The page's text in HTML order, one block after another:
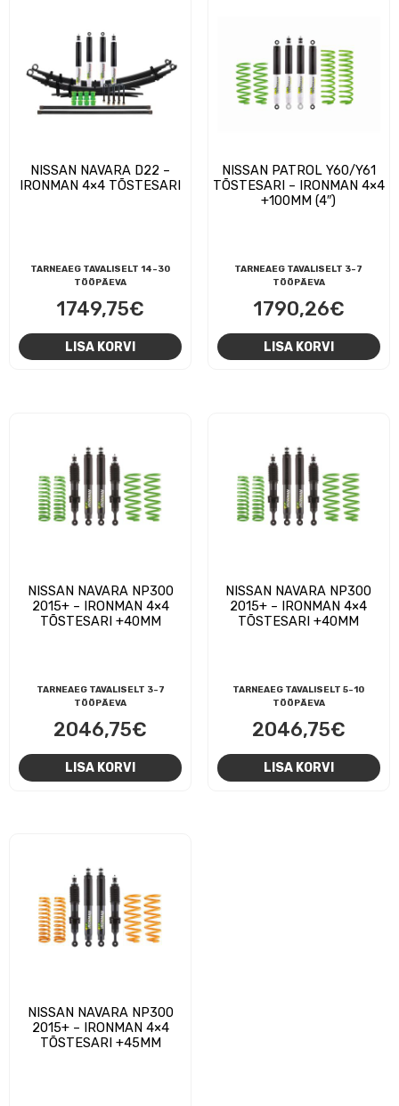
NISSAN NAVARA D22 –
IRONMAN 4×4 TÕSTESARI
TARNEAEG TAVALISELT 14-30
TÖÖPÄEVA
1749,75€
LISA KORVI
NISSAN PATROL Y60/Y61
TÕSTESARI – IRONMAN 4×4
+100MM (4″)
TARNEAEG TAVALISELT 3-7
TÖÖPÄEVA
1790,26€
LISA KORVI
NISSAN NAVARA NP300
2015+ – IRONMAN 4×4
TÕSTESARI +40MM
TARNEAEG TAVALISELT 3-7
TÖÖPÄEVA
2046,75€
LISA KORVI
NISSAN NAVARA NP300
2015+ – IRONMAN 4×4
TÕSTESARI +40MM
TARNEAEG TAVALISELT 5-10
TÖÖPÄEVA
2046,75€
LISA KORVI
NISSAN NAVARA NP300
2015+ – IRONMAN 4×4
TÕSTESARI +45MM